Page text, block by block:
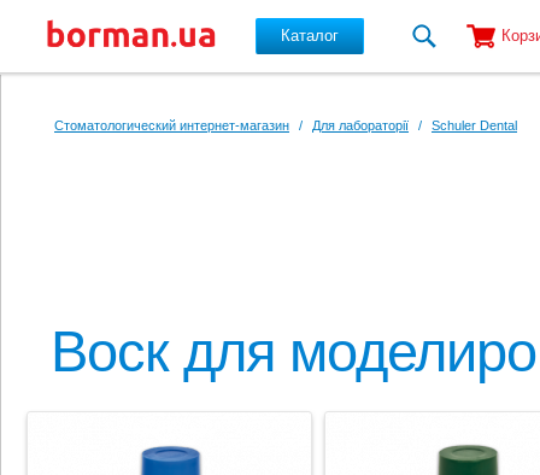
Каталог
Стоматологический интернет-магазин / Для лабораторії / Schuler Dental
Воск для